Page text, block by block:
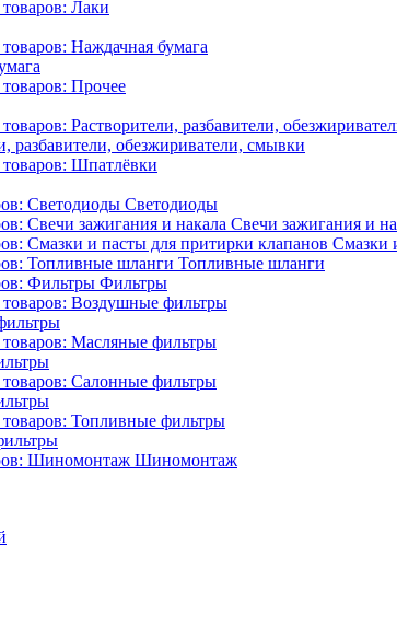
разбавители, обезжириватели, смывки
Светодиоды
Свечи зажигания и
Смазки
Топливные шланги
Фильтры
Шиномонтаж